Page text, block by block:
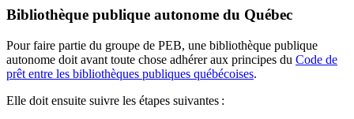
Bibliothèque publique autonome du Québec
Pour faire partie du groupe de PEB, une bibliothèque publique
autonome doit avant toute chose adhérer aux principes du Code de
prêt entre les bibliothèques publiques québécoises.
Elle doit ensuite suivre les étapes suivantes :